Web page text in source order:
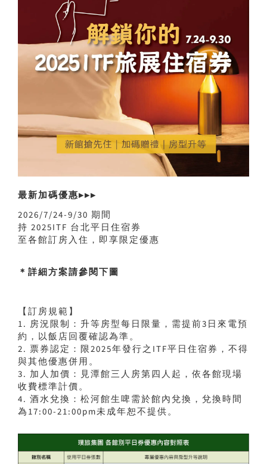
最新加碼優惠▸▸▸
2026/7/24-9/30 期間
持 2025ITF 台北平日住宿券
至各館訂房入住，即享限定優惠
＊詳細方案請參閱下圖
【訂房規範】
1. 房況限制：升等房型每日限量，需提前3日來電預
約，以飯店回覆確認為準。
2. 票券認定：限2025年發行之ITF平日住宿券，不得
與其他優惠併用。
3. 加人加價：見潭館三人房第四人起，依各館現場
收費標準計價。
4. 酒水兌換：松河館生啤需於館內兌換，兌換時間
為17:00-21:00pm未成年恕不提供。